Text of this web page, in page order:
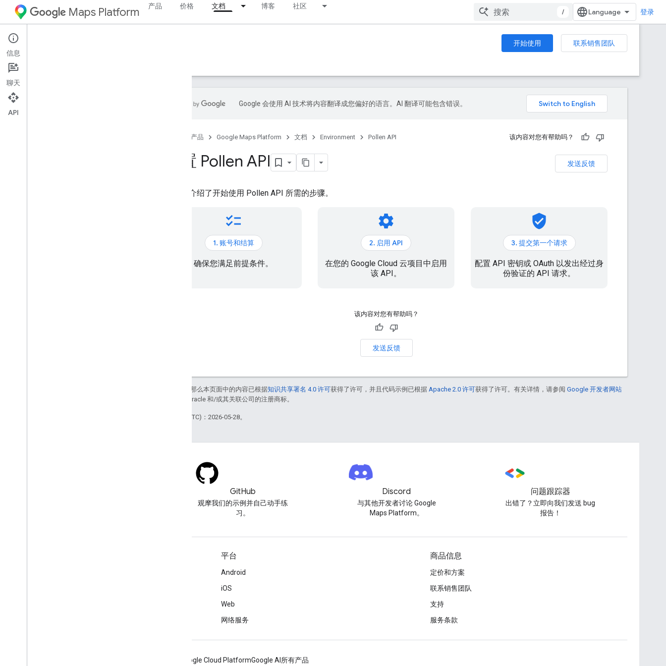
Maps Platform 产品 价格 文档 博客 社区
/ 登录
Environment 开始使用
联系销售团队
指南
Google 会使用 AI 技术将内容翻译成您偏好的语言。AI 翻译可能包含错误。
产品 Google Maps Platform 文档 Environment Pollen API 该内容对您有帮助吗？
发送反馈
设置 Pollen API
本文档介绍了开始使用 Pollen API 所需的步骤。
checklist
1. 账号和结算
确保您满足前提条件。
settings
2. 启用 API
在您的 Google Cloud 云项目中启用
该 API。
verified_user
3. 提交第一个请求
配置 API 密钥或 OAuth 以发出经过身
份验证的 API 请求。
该内容对您有帮助吗？
发送反馈
如未另行说明，那么本页面中的内容已根据知识共享署名 4.0 许可获得了许可，并且代码示例已根据 Apache 2.0 许可获得了许可。有关详情，请参阅 Google 开发者网站
。Java 是 Oracle 和/或其关联公司的注册商标。
最后更新时间 (UTC)：2026-05-28。
GitHub
观摩我们的示例并自己动手练
习。
Discord
与其他开发者讨论 Google
Maps Platform。
问题跟踪器
出错了？立即向我们发送 bug
报告！
平台
Android
iOS
Web
网络服务
商品信息
定价和方案
联系销售团队
支持
服务条款
Google Cloud PlatformGoogle AI 所有产品
信息
聊天
API